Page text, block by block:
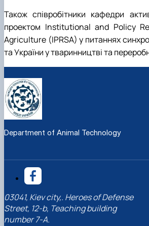
Також співробітники кафедри
проектом Institutional and Policy
Agriculture (IPRSA) у питаннях
та України у тваринництві та
Department of Animal Technology
03041, Kiev city,. Heroes of Defense
Street, 12-b, Teaching building
number 7-A.